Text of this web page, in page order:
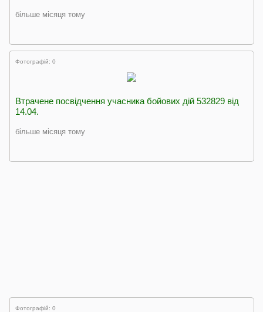
більше місяця тому
Фотографій: 0
Втрачене посвідчення учасника бойових дій 532829 від
14.04.
більше місяця тому
Фотографій: 0